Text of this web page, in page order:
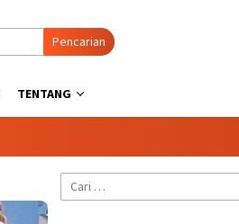
Pencarian
TENTANG
Cari
untuk: